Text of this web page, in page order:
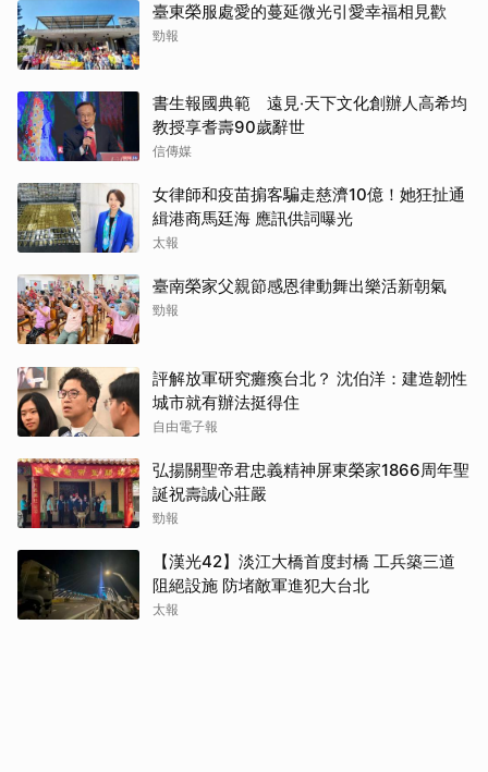
臺東榮服處愛的蔓延微光引愛幸福相見歡
勁報
書生報國典範 遠見‧天下文化創辦人高希均
教授享耆壽90歲辭世
信傳媒
女律師和疫苗掮客騙走慈濟10億！她狂扯通
緝港商馬廷海 應訊供詞曝光
太報
臺南榮家父親節感恩律動舞出樂活新朝氣
勁報
評解放軍研究癱瘓台北？ 沈伯洋：建造韌性
城市就有辦法挺得住
自由電子報
弘揚關聖帝君忠義精神屏東榮家1866周年聖
誕祝壽誠心莊嚴
勁報
【漢光42】淡江大橋首度封橋 工兵築三道
阻絕設施 防堵敵軍進犯大台北
太報